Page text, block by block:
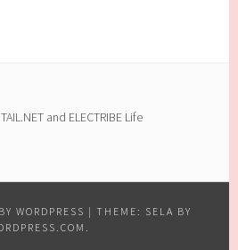
and ELECTRIBE Life
WORDPRESS | THEME: SELA BY